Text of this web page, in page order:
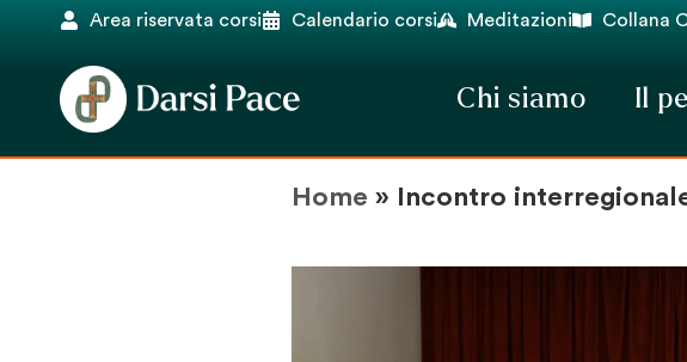
Area riservata corsi Calendario corsi Meditazioni Collana
Chi siamo Il
Home » Incontro